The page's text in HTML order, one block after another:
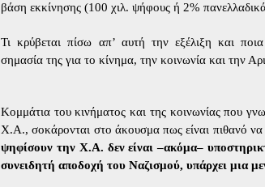
βάση εκκίνησης (100 χιλ. ψήφους ή 2%
Τι κρύβεται πίσω απ’ αυτή την εξέλιξη και
σημασία της για το κίνημα, την κοινωνία και την
Κομμάτια του κινήματος και της κοινωνίας που
Χ.Α., σοκάρονται στο άκουσμα πως είναι πιθανό
ψηφίσουν την Χ.Α. δεν είναι –ακόμα–
συνειδητή αποδοχή του Ναζισμού, υπάρχει μια